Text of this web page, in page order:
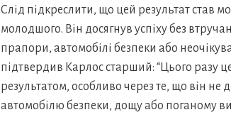
Слід підкреслити, що цей результат став
молодшого. Він досягнув успіху без
прапори, автомобілі безпеки або
підтвердив Карлос старший: “Цього разу
результатом, особливо через те, що він
автомобілю безпеки, дощу або поганому